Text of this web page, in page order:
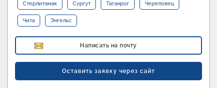
Стерлитамак Сургут Таганрог Череповец
Чита Энгельс
Написать на почту
Оставить заявку через сайт